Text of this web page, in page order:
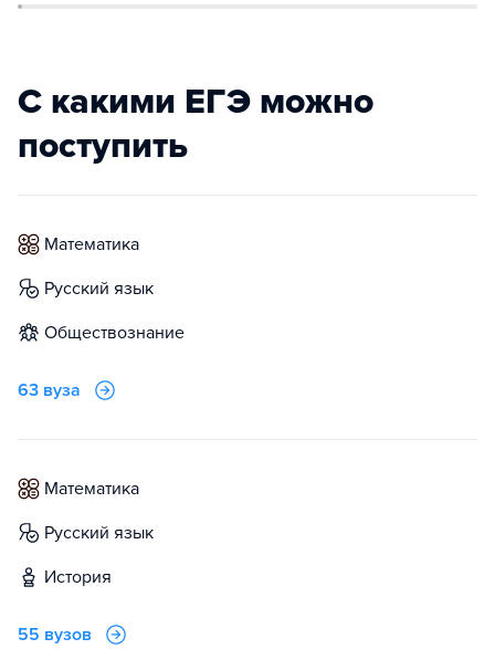
С какими ЕГЭ можно
поступить
математика
русский язык
обществознание
63 вуза
математика
русский язык
история
55 вузов